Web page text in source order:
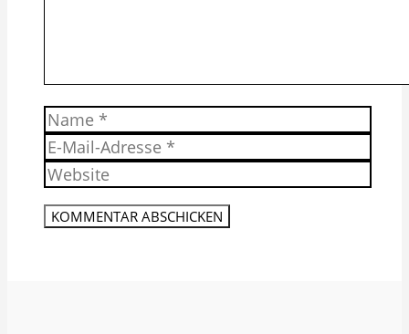
Name
E-
Mail-
Adresse
Website